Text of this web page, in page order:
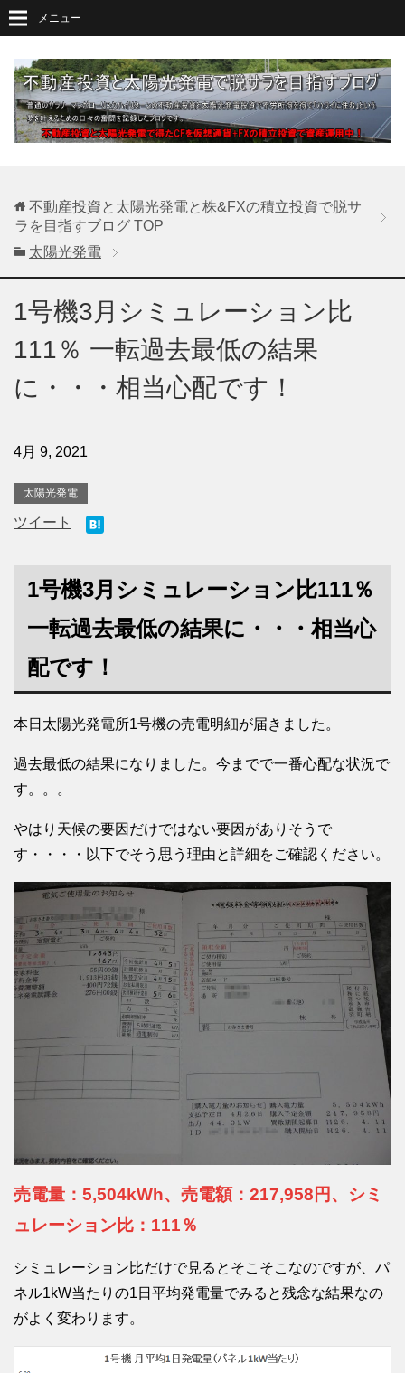
メニュー
不動産投資と太陽光発電と株&FXの積立投資で脱サ
ラを目指すブログ TOP
太陽光発電
1号機3月シミュレーション比
111％ 一転過去最低の結果
に・・・相当心配です！
4月 9, 2021
太陽光発電
ツイート
1号機3月シミュレーション比111％
一転過去最低の結果に・・・相当心
配です！
本日太陽光発電所1号機の売電明細が届きました。
過去最低の結果になりました。今までで一番心配な状況で
す。。。
やはり天候の要因だけではない要因がありそうで
す・・・・以下でそう思う理由と詳細をご確認ください。
売電量：5,504kWh、売電額：217,958円、シミ
ュレーション比：111％
シミュレーション比だけで見るとそこそこなのですが、パ
ネル1kW当たりの1日平均発電量でみると残念な結果なの
がよく変わります。